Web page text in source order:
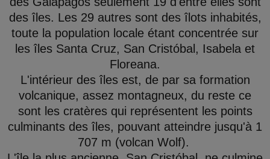
des îles. Les 29 autres sont des îlots inhabités,
toute la population locale étant concentrée sur
les îles Santa Cruz, San Cristóbal, Isabela et
Floreana.
L'intérieur des îles est, de par sa formation
volcanique, assez montagneux, du reste ce
sont les cratères qui représentent les points
culminants des îles, pouvant atteindre jusqu'à 1
707 m (volcan Wolf).